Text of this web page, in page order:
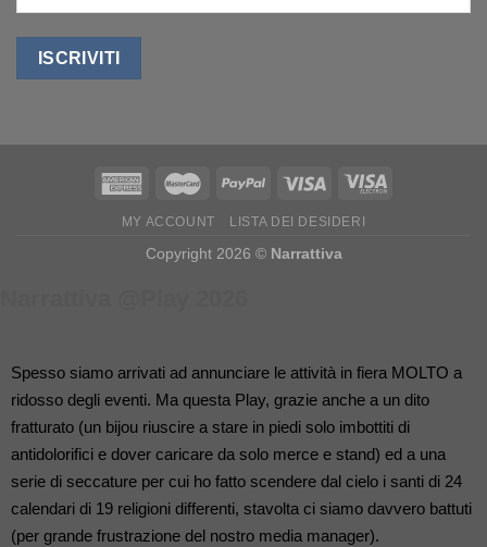
MY ACCOUNT LISTA DEI DESIDERI
Copyright 2026 © Narrattiva
Spesso siamo arrivati ad annunciare le attività in fiera MOLTO a
ridosso degli eventi. Ma questa Play, grazie anche a un dito
fratturato (un bijou riuscire a stare in piedi solo imbottiti di
antidolorifici e dover caricare da solo merce e stand) ed a una
serie di seccature per cui ho fatto scendere dal cielo i santi di 24
calendari di 19 religioni differenti, stavolta ci siamo davvero battuti
(per grande frustrazione del nostro media manager).